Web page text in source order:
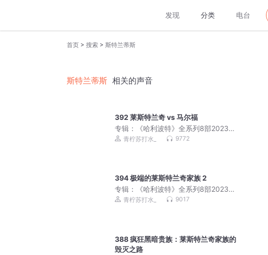
发现 分类 电台
首页 > 搜索 > 斯特兰蒂斯
斯特兰蒂斯 相关的声音
392 莱斯特兰奇 vs 马尔福
专辑：
《哈利波特》全系列8部2023全
新解读：揭开霍格沃茨魔法世界的秘密 |
青柠苏打水_ 9772
394 极端的莱斯特兰奇家族 2
专辑：
《哈利波特》全系列8部2023全
新解读：揭开霍格沃茨魔法世界的秘密 |
青柠苏打水_ 9017
388 疯狂黑暗贵族：莱斯特兰奇家族的
毁灭之路